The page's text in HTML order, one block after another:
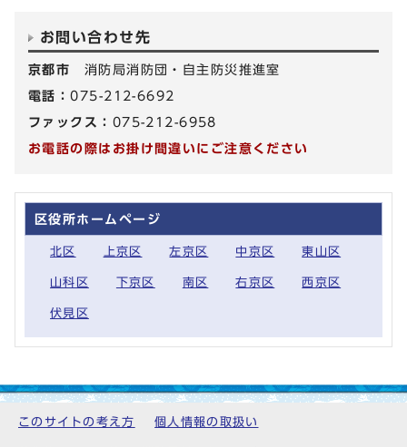
お問い合わせ先
京都市 消防局消防団・自主防災推進室
電話：075-212-6692
ファックス： 075-212-6958
お電話の際はお掛け間違いにご注意ください
区役所ホームページ
北区 上京区 左京区 中京区 東山区
山科区 下京区 南区 右京区 西京区
伏見区
このサイトの考え方 個人情報の取扱い